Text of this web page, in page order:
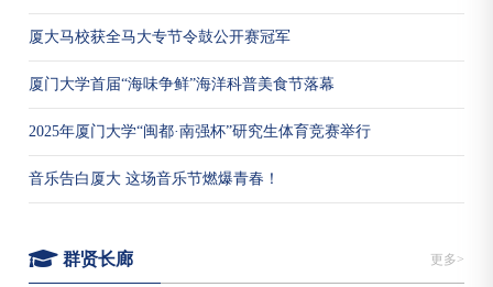
厦大马校获全马大专节令鼓公开赛冠军
厦门大学首届“海味争鲜”海洋科普美食节落幕
2025年厦门大学“闽都·南强杯”研究生体育竞赛举行
音乐告白厦大 这场音乐节燃爆青春！
群贤长廊 更多>